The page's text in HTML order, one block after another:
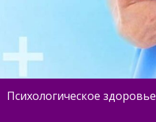
Психологическое здоровье